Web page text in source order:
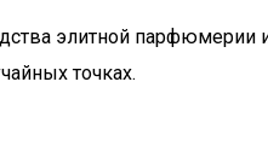
элитной парфюмерии
точках.